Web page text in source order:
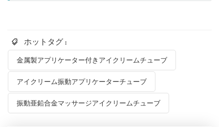
ホットタグ :
金属製アプリケーター付きアイクリームチューブ
アイクリーム振動アプリケーターチューブ
振動亜鉛合金マッサージアイクリームチューブ